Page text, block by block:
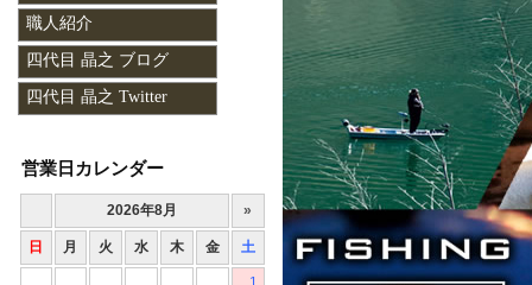
職人紹介
四代目 晶之 ブログ
四代目 晶之 Twitter
営業日カレンダー